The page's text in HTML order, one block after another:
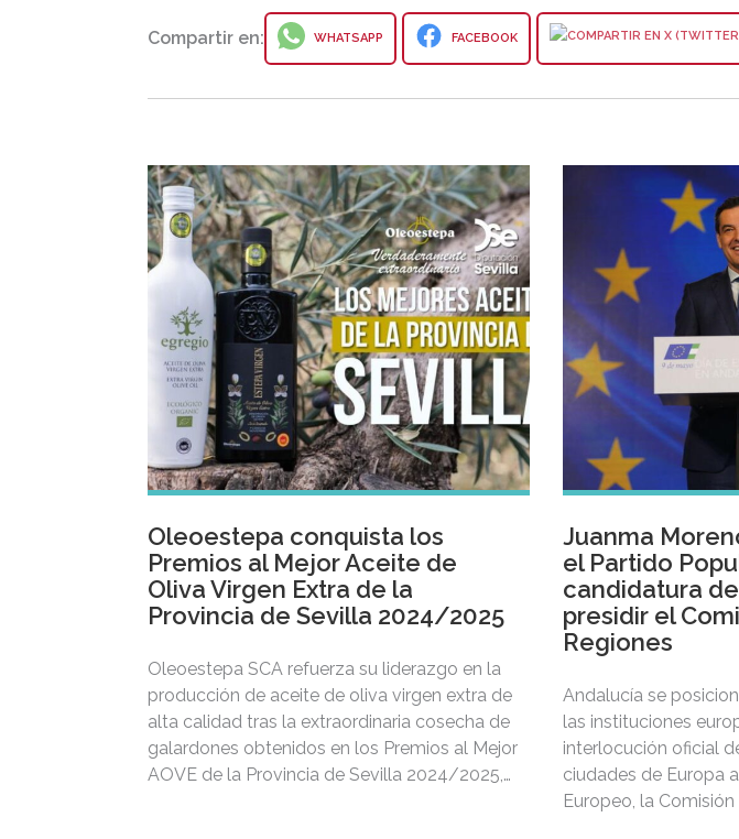
Compartir en: WHATSAPP FACEBOOK
Oleoestepa conquista los
Premios al Mejor Aceite de
Oliva Virgen Extra de la
Provincia de Sevilla 2024/2025
Oleoestepa SCA refuerza su liderazgo en la
producción de aceite de oliva virgen extra de
alta calidad tras la extraordinaria cosecha de
galardones obtenidos en los Premios al Mejor
AOVE de la Provincia de Sevilla 2024/2025,
Juanma
el Partido
candidatura
presidir el
Regiones
Andalucía se
las instituciones europeas. Y
interlocución oficial
ciudades de Europa
Europeo, la